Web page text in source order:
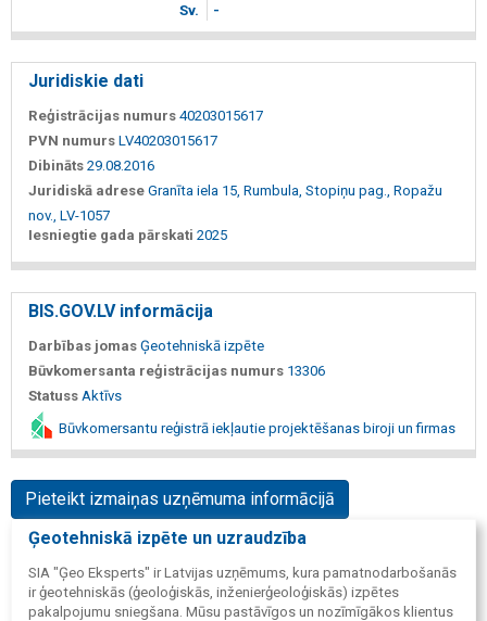
Sv.
-
Juridiskie dati
Reģistrācijas numurs 40203015617
PVN numurs LV40203015617
Dibināts 29.08.2016
Juridiskā adrese Granīta iela 15, Rumbula, Stopiņu pag., Ropažu
nov., LV-1057
Iesniegtie gada pārskati 2025
BIS.GOV.LV informācija
Darbības jomas Ģeotehniskā izpēte
Būvkomersanta reģistrācijas numurs 13306
Statuss Aktīvs
Būvkomersantu reģistrā iekļautie projektēšanas biroji un firmas
Pieteikt izmaiņas uzņēmuma informācijā
Ģeotehniskā izpēte un uzraudzība
SIA "Ģeo Eksperts" ir Latvijas uzņēmums, kura pamatnodarbošanās
ir ģeotehniskās (ģeoloģiskās, inženierģeoloģiskās) izpētes
pakalpojumu sniegšana. Mūsu pastāvīgos un nozīmīgākos klientus